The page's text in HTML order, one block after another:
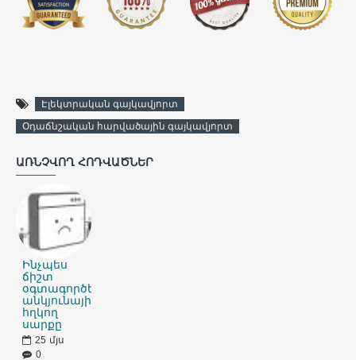
Էլեկտրական գայկավյորտ
Օդաճնշական հարվածային գայկավյորտ
ԱՌՆՉՎՈՂ ՀՈԴՎԱԾՆԵՐ
Ինչպես
ճիշտ
օգտագործել
անկյունային
հղկող
սարքը
25 մյս
0